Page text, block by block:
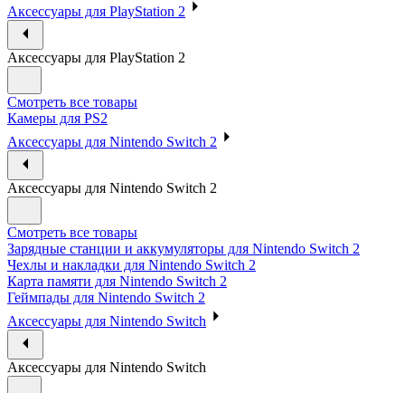
Аксессуары для PlayStation 2
Аксессуары для PlayStation 2
Смотреть все товары
Камеры для PS2
Аксессуары для Nintendo Switch 2
Аксессуары для Nintendo Switch 2
Смотреть все товары
Зарядные станции и аккумуляторы для Nintendo Switch 2
Чехлы и накладки для Nintendo Switch 2
Карта памяти для Nintendo Switch 2
Геймпады для Nintendo Switch 2
Аксессуары для Nintendo Switch
Аксессуары для Nintendo Switch